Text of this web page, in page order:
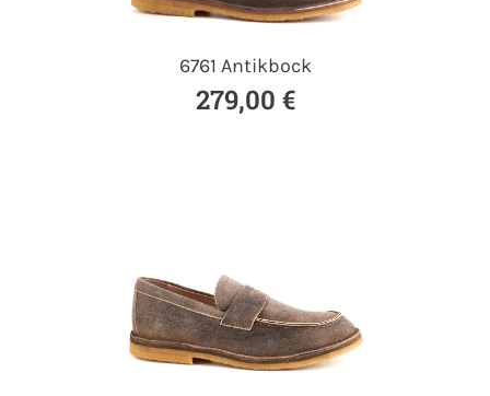
6761 Antikbock
279,00 €